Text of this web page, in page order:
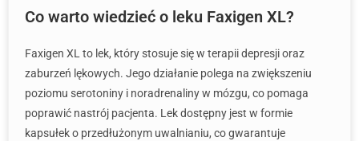
Co warto wiedzieć o leku Faxigen XL?
Faxigen XL to lek, który stosuje się w terapii depresji oraz
zaburzeń lękowych. Jego działanie polega na zwiększeniu
poziomu serotoniny i noradrenaliny w mózgu, co pomaga
poprawić nastrój pacjenta. Lek dostępny jest w formie
kapsułek o przedłużonym uwalnianiu, co gwarantuje